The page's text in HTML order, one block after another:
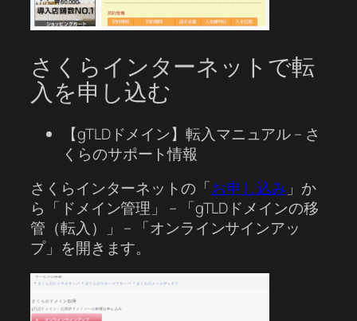
さくらインターネットで転
入を申し込む
【gTLDドメイン】転入マニュアル – さ
くらのサポート情報
さくらインターネットの「お申し込み 」か
ら「ドメイン管理」 – 「gTLDドメインの移
管（転入）」 – 「オンラインサインアッ
プ」を開きます。